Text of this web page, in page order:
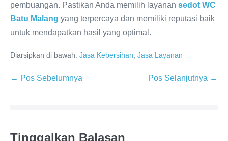
pembuangan. Pastikan Anda memilih layanan sedot WC
Batu Malang yang terpercaya dan memiliki reputasi baik
untuk mendapatkan hasil yang optimal.
Diarsipkan di bawah: Jasa Kebersihan, Jasa Layanan
Navigasi
← Pos Sebelumnya Pos Selanjutnya →
Tinggalkan Balasan